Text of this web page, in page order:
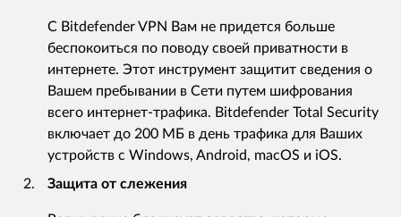
С Bitdefender VPN Вам не придется больше
беспокоиться по поводу своей приватности в
интернете. Этот инструмент защитит сведения о
Вашем пребывании в Сети путем шифрования
всего интернет-трафика. Bitdefender Total Security
включает до 200 МБ в день трафика для Ваших
устройств с Windows, Android, macOS и iOS.
Защита от слежения